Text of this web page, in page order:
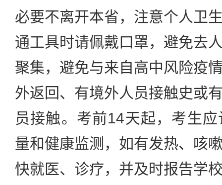
必要不离开本省，注意个人卫
通工具时请佩戴口罩，避免去
聚集，避免与来自高中风险疫
外返回、有境外人员接触史或
员接触。考前14天起，考生
量和健康监测，如有发热、咳
快就医、诊疗，并及时报告学